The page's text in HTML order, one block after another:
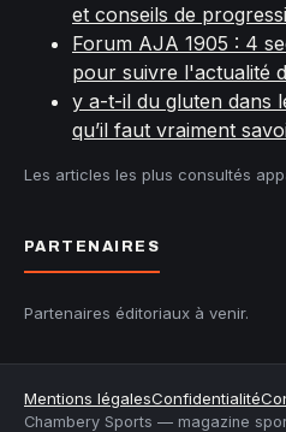
et conseils de
Forum AJA 1905 : 4
pour suivre l'actualité
y a-t-il du gluten dans
qu’il faut vraiment
Les articles les plus consultés
PARTENAIRES
Partenaires éditoriaux à venir.
Mentions légalesConfidentialité
Chambery Sports — magazine